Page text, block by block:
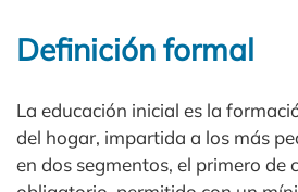
Definición formal
La educación inicial es la
del hogar, impartida a los más
en dos segmentos, el primero de